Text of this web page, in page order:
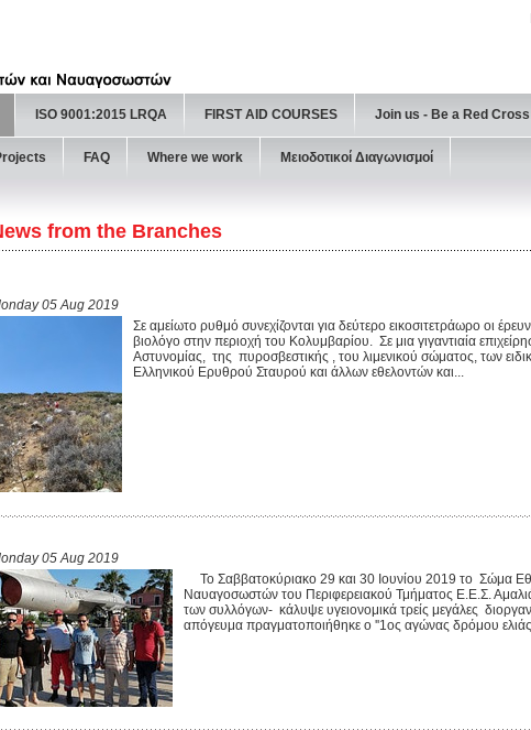
ISO 9001:2015 LRQA FIRST AID COURSES Join us - Be a Red
FAQ Where we work Μειοδοτικοί Διαγωνισμοί
from the Branches
05 Aug 2019
Σε αμείωτο ρυθμό συνεχίζονται για δεύτερο εικοσιτετράωρο οι
βιολόγο στην περιοχή του Κολυμβαρίου. Σε μια γιγαντιαία
Αστυνομίας, της πυροσβεστικής , του λιμενικού σώματος, των
Ελληνικού Ερυθρού Σταυρού και άλλων εθελοντών και...
05 Aug 2019
Το Σαββατοκύριακο 29 και 30 Ιουνίου 2019 το Σώμα
Ναυαγοσωστών του Περιφερειακού Τμήματος Ε.Ε.Σ.
των συλλόγων- κάλυψε υγειονομικά τρείς μεγάλες
απόγευμα πραγματοποιήθηκε ο ''1ος αγώνας δρόμου